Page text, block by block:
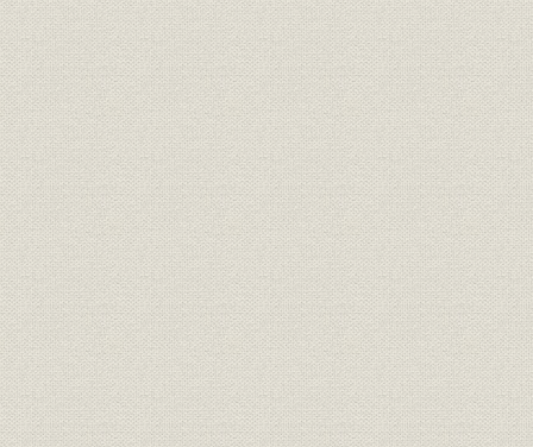
第3節 職員
第1 任免
1 鉄道職員の任用制度
2 非職および休職の制度
第2 服務
1 服務の規程
2 勤務時間および休暇
3 身元保証
第3 賞罰